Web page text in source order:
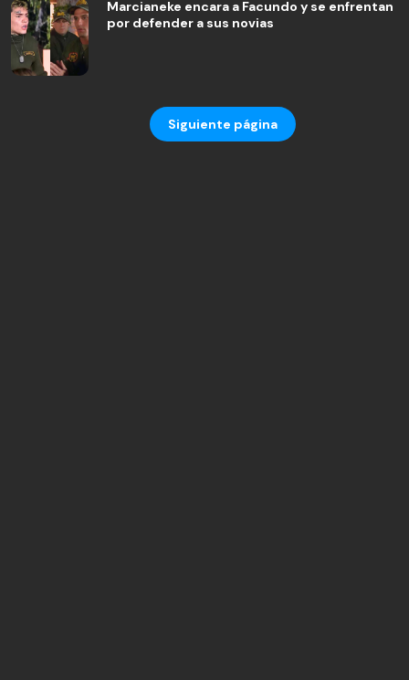
Marcianeke encara a Facundo y se enfrentan
por defender a sus novias
Siguiente página